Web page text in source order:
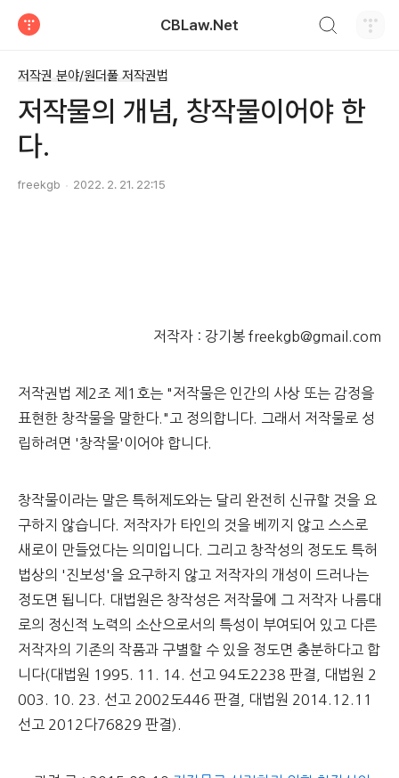
CBLaw.Net
저작권 분야/원더풀 저작권법
저작물의 개념, 창작물이어야 한
다.
freekgb 2022. 2. 21. 22:15
저작자 : 강기봉 freekgb@gmail.com
저작권법 제2조 제1호는 "저작물은 인간의 사상 또는 감정을
표현한 창작물을 말한다."고 정의합니다. 그래서 저작물로 성
립하려면 '창작물'이어야 합니다.
창작물이라는 말은 특허제도와는 달리 완전히 신규할 것을 요
구하지 않습니다. 저작자가 타인의 것을 베끼지 않고 스스로
새로이 만들었다는 의미입니다. 그리고 창작성의 정도도 특허
법상의 '진보성'을 요구하지 않고 저작자의 개성이 드러나는
정도면 됩니다. 대법원은 창작성은 저작물에 그 저작자 나름대
로의 정신적 노력의 소산으로서의 특성이 부여되어 있고 다른
저작자의 기존의 작품과 구별할 수 있을 정도면 충분하다고 합
니다(대법원 1995. 11. 14. 선고 94도2238 판결, 대법원 2
003. 10. 23. 선고 2002도446 판결, 대법원 2014.12.11
선고 2012다76829 판결).